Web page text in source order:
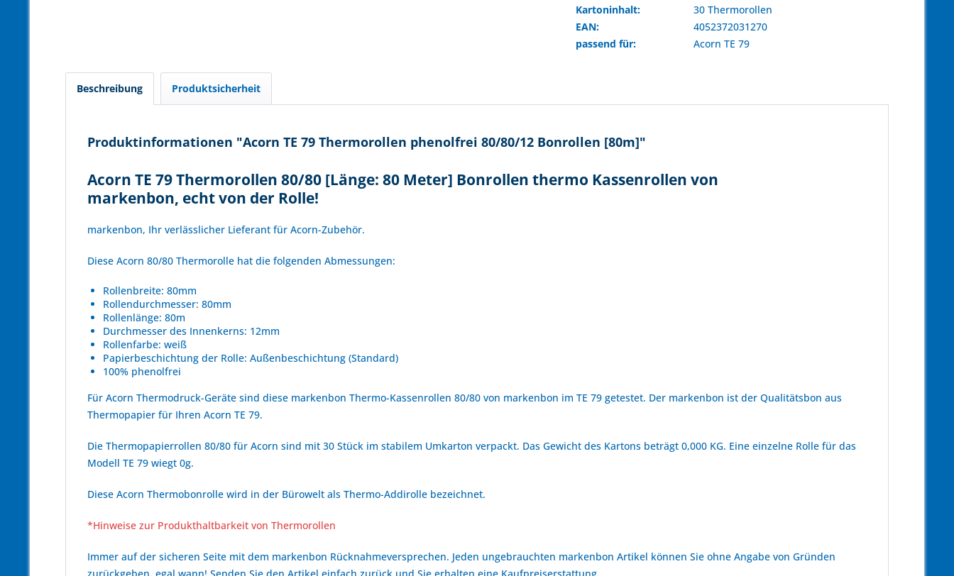
Kartoninhalt:
30 Thermorollen
EAN:
4052372031270
passend für:
Acorn TE 79
Beschreibung Produktsicherheit
Produktinformationen "Acorn TE 79 Thermorollen phenolfrei 80/80/12 Bonrollen [80m]"
Acorn TE 79 Thermorollen 80/80 [Länge: 80 Meter] Bonrollen thermo Kassenrollen von
markenbon, echt von der Rolle!
markenbon, Ihr verlässlicher Lieferant für Acorn-Zubehör.
Diese Acorn 80/80 Thermorolle hat die folgenden Abmessungen:
Rollenbreite: 80mm
Rollendurchmesser: 80mm
Rollenlänge: 80m
Durchmesser des Innenkerns: 12mm
Rollenfarbe: weiß
Papierbeschichtung der Rolle: Außenbeschichtung (Standard)
100% phenolfrei
Für Acorn Thermodruck-Geräte sind diese markenbon Thermo-Kassenrollen 80/80 von markenbon im TE 79 getestet. Der markenbon ist der Qualitätsbon aus
Thermopapier für Ihren Acorn TE 79.
Die Thermopapierrollen 80/80 für Acorn sind mit 30 Stück im stabilem Umkarton verpackt. Das Gewicht des Kartons beträgt 0,000 KG. Eine einzelne Rolle für das
Modell TE 79 wiegt 0g.
Diese Acorn Thermobonrolle wird in der Bürowelt als Thermo-Addirolle bezeichnet.
*Hinweise zur Produkthaltbarkeit von Thermorollen
Immer auf der sicheren Seite mit dem markenbon Rücknahmeversprechen. Jeden ungebrauchten markenbon Artikel können Sie ohne Angabe von Gründen